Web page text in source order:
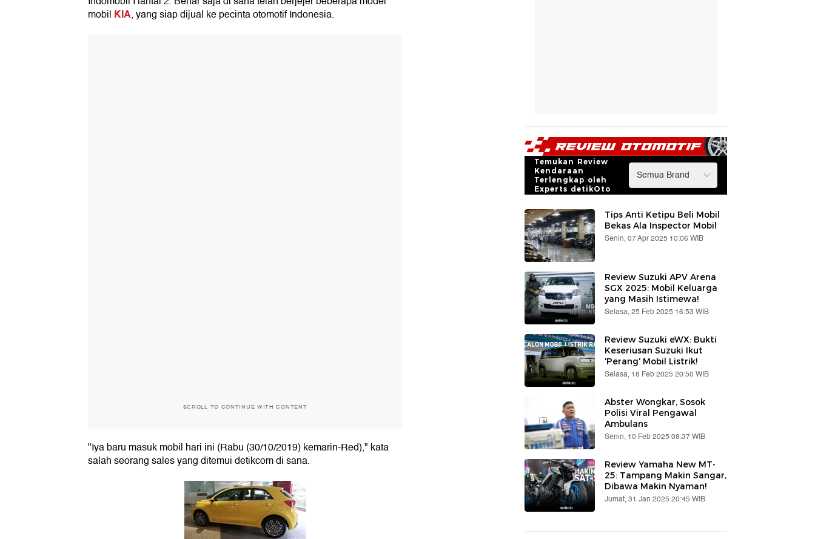
mobil KIA, yang siap dijual ke pecinta otomotif Indonesia.
SCROLL TO CONTINUE WITH CONTENT
"Iya baru masuk mobil hari ini (Rabu (30/10/2019) kemarin-Red)," kata
salah seorang sales yang ditemui detikcom di sana.
Temukan Review
Kendaraan
Terlengkap oleh
Experts detikOto
Tips Anti Ketipu Beli Mobil
Bekas Ala Inspector Mobil
Senin, 07 Apr 2025 10:06 WIB
Review Suzuki APV Arena
SGX 2025: Mobil Keluarga
yang Masih Istimewa!
Selasa, 25 Feb 2025 16:53 WIB
Review Suzuki eWX: Bukti
Keseriusan Suzuki Ikut
'Perang' Mobil Listrik!
Selasa, 18 Feb 2025 20:50 WIB
Abster Wongkar, Sosok
Polisi Viral Pengawal
Ambulans
Senin, 10 Feb 2025 08:37 WIB
Review Yamaha New MT-
25: Tampang Makin Sangar,
Dibawa Makin Nyaman!
Jumat, 31 Jan 2025 20:45 WIB